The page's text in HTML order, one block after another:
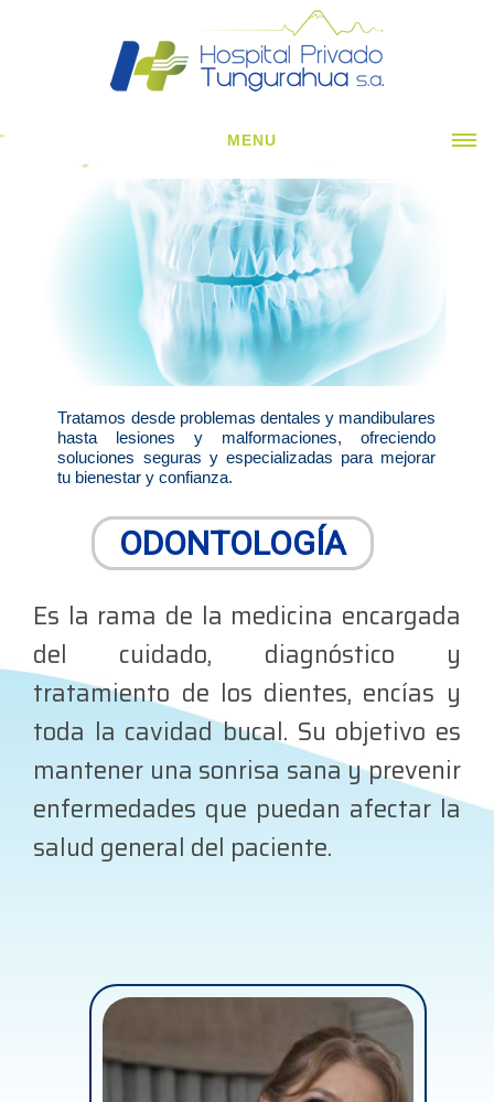
MENU
INICIO
CORPORATIVO ▼
ESPECIALIDADES CLÍNICAS ▼
ESPECIALIDADES QUIRÚRGICAS ▼
SERVICIOS H. ▼
CONTÁCTENOS
Tratamos desde problemas dentales y mandibulares
hasta lesiones y malformaciones, ofreciendo
soluciones seguras y especializadas para mejorar
tu bienestar y confianza.
ODONTOLOGÍA
Es la rama de la medicina encargada
del cuidado, diagnóstico y
tratamiento de los dientes, encías y
toda la cavidad bucal. Su objetivo es
mantener una sonrisa sana y prevenir
enfermedades que puedan afectar la
salud general del paciente.